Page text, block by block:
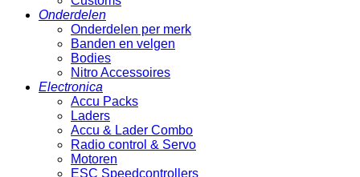
Onderdelen
Onderdelen per merk
Banden en velgen
Bodies
Nitro Accessoires
Electronica
Accu Packs
Laders
Accu & Lader Combo
Radio control & Servo
Motoren
ESC Speedcontrollers